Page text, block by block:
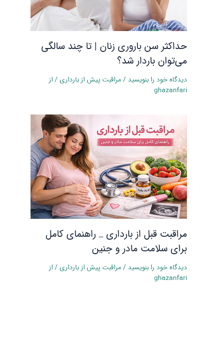
حداکثر سن باروری زنان | تا چند سالگی
می‌توان باردار شد؟
دیدگاه‌ خود را بنویسید /مراقبت پیش از بارداری/ از
ghazanfari
مراقبت قبل از بارداری _ راهنمای کامل
برای سلامت مادر و جنین
دیدگاه‌ خود را بنویسید /مراقبت پیش از بارداری/ از
ghazanfari